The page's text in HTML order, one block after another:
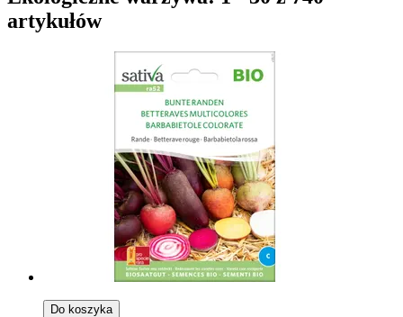
artykułów
Do koszyka